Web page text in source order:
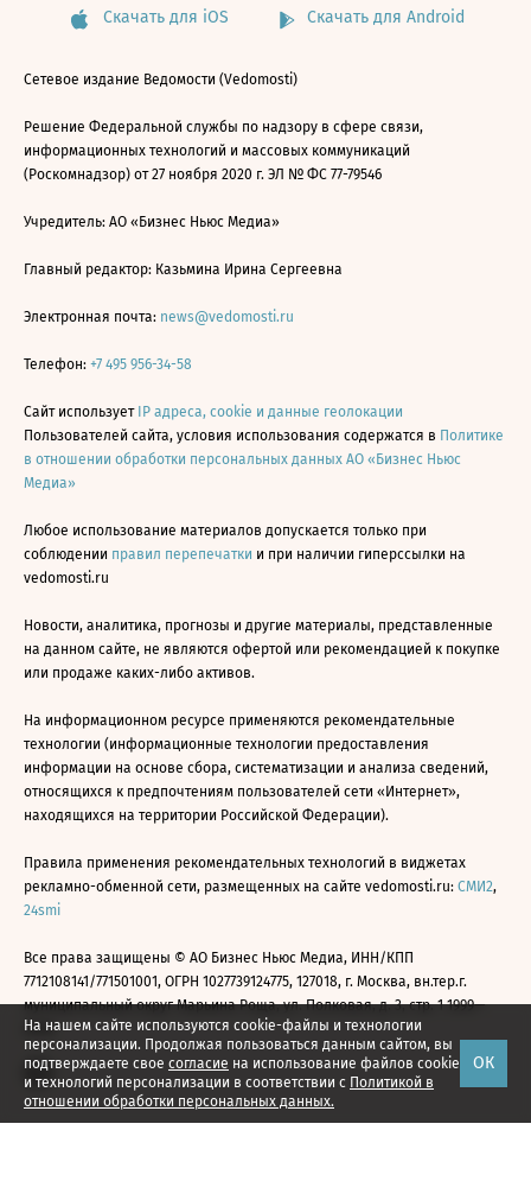
На нашем сайте используются cookie-файлы и технологии
персонализации. Продолжая пользоваться данным сайтом, вы
подтверждаете свое согласие на использование файлов cookie
и технологий персонализации в соответствии с Политикой в
отношении обработки персональных данных.
ОК
Скачать для iOS Скачать для Android
Сетевое издание Ведомости (Vedomosti)
Решение Федеральной службы по надзору в сфере связи,
информационных технологий и массовых коммуникаций
(Роскомнадзор) от 27 ноября 2020 г. ЭЛ № ФС 77-79546
Учредитель: АО «Бизнес Ньюс Медиа»
Главный редактор: Казьмина Ирина Сергеевна
Электронная почта: news@vedomosti.ru
Телефон: +7 495 956-34-58
Сайт использует IP адреса, cookie и данные геолокации
Пользователей сайта, условия использования содержатся в Политике
в отношении обработки персональных данных АО «Бизнес Ньюс
Медиа»
Любое использование материалов допускается только при
соблюдении правил перепечатки и при наличии гиперссылки на
vedomosti.ru
Новости, аналитика, прогнозы и другие материалы, представленные
на данном сайте, не являются офертой или рекомендацией к покупке
или продаже каких-либо активов.
На информационном ресурсе применяются рекомендательные
технологии (информационные технологии предоставления
информации на основе сбора, систематизации и анализа сведений,
относящихся к предпочтениям пользователей сети «Интернет»,
находящихся на территории Российской Федерации).
Правила применения рекомендательных технологий в виджетах
рекламно-обменной сети, размещенных на сайте vedomosti.ru: СМИ2,
24smi
Все права защищены © АО Бизнес Ньюс Медиа, ИНН/КПП
7712108141/771501001, ОГРН 1027739124775, 127018, г. Москва, вн.тер.г.
муниципальный округ Марьина Роща, ул. Полковая, д. 3, стр. 1 1999—
2026